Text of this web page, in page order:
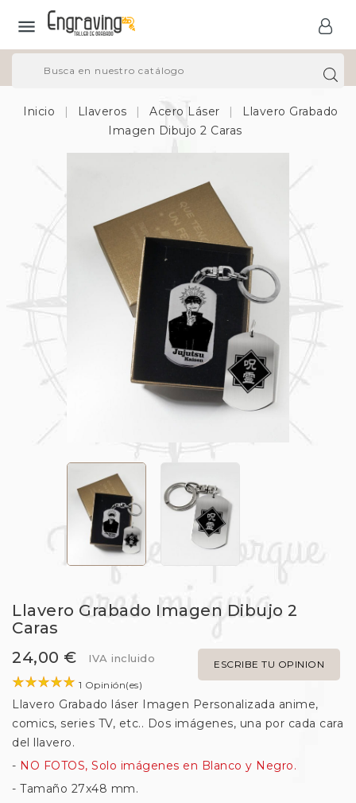

Inicio Llaveros Acero Láser
Llavero Grabado
Imagen Dibujo 2 Caras
Llavero Grabado Imagen Dibujo 2
Caras
24,00 €
ESCRIBE TU OPINION
IVA incluido
1 Opinión(es)
Llavero Grabado láser Imagen Personalizada anime,
comics, series TV, etc.. Dos imágenes, una por cada cara
del llavero.
- NO FOTOS, Solo imágenes en Blanco y Negro.
- Tamaño 27x48 mm.